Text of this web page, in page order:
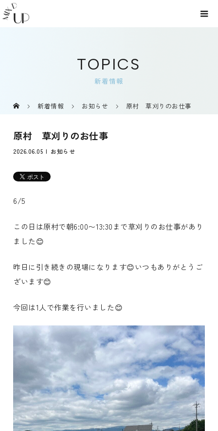
TOPICS
新着情報
新着情報 お知らせ 原村 草刈りのお仕事
原村 草刈りのお仕事
2026.06.05 お知らせ
6/5
この日は原村で朝6:00〜13:30まで草刈りのお仕事があり
ました😊
昨日に引き続きの現場になります😊いつもありがとうご
ざいます😊
今回は1人で作業を行いました😊